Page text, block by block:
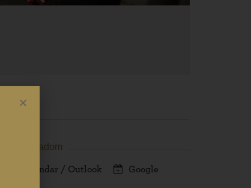
adom
iCalendar / Outlook
Google